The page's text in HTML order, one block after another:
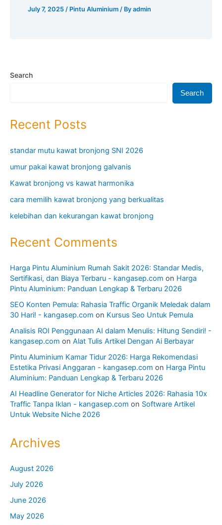
July 7, 2025/ Pintu Aluminium / Byadmin
Search
Search
Recent Posts
standar mutu kawat bronjong SNI 2026
umur pakai kawat bronjong galvanis
Kawat bronjong vs kawat harmonika
cara memilih kawat bronjong yang berkualitas
kelebihan dan kekurangan kawat bronjong
Recent Comments
Harga Pintu Aluminium Rumah Sakit 2026: Standar Medis,
Sertifikasi, dan Biaya Terbaru - kangasep.com on Harga
Pintu Aluminium: Panduan Lengkap & Terbaru 2026
SEO Konten Pemula: Rahasia Traffic Organik Meledak dalam
30 Hari! - kangasep.com on Kursus Seo Untuk Pemula
Analisis ROI Penggunaan AI dalam Menulis: Hitung Sendiri! -
kangasep.com on Alat Tulis Artikel Dengan Ai Berbayar
Pintu Aluminium Kamar Tidur 2026: Harga Rekomendasi
Estetika Privasi Anggaran - kangasep.com on Harga Pintu
Aluminium: Panduan Lengkap & Terbaru 2026
AI Headline Generator for Niche Articles 2026: Rahasia 10x
Traffic Tanpa Iklan - kangasep.com on Software Artikel
Untuk Website Niche 2026
Archives
August 2026
July 2026
June 2026
May 2026